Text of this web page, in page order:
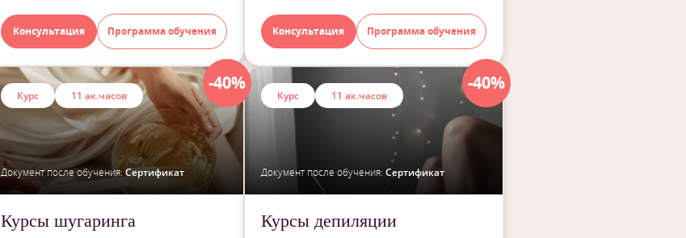
Консультация Программа обучения Консультация Программа обучения
-40%
Курс 11 ак.часов
Документ после обучения: Сертификат
Курсы шугаринга
-40%
Курс 11 ак.часов
Документ после обучения: Сертификат
Курсы депиляции